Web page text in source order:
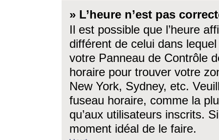
» L’heure n’est pas
Il est possible que l’heure
différent de celui dans
votre Panneau de Contrôle
horaire pour trouver votre
New York, Sydney, etc.
fuseau horaire, comme la
qu’aux utilisateurs inscrits.
moment idéal de le faire.